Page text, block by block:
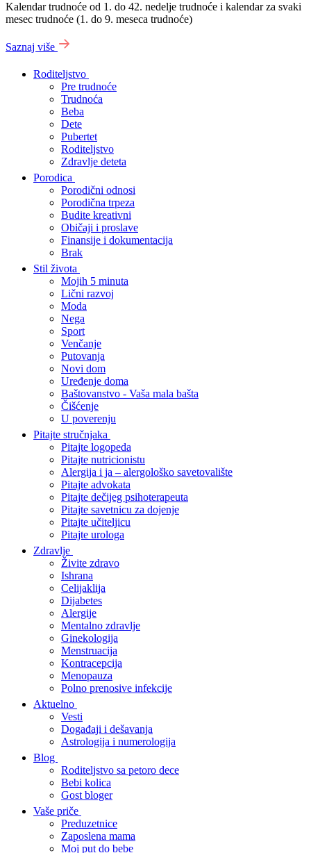
Kalendar trudnoće od 1. do 42. nedelje trudnoće i kalendar za svaki
mesec trudnoće (1. do 9. meseca trudnoće)
Saznaj više
Roditeljstvo
Pre trudnoće
Trudnoća
Beba
Dete
Pubertet
Roditeljstvo
Zdravlje deteta
Porodica
Porodični odnosi
Porodična trpeza
Budite kreativni
Običaji i proslave
Finansije i dokumentacija
Brak
Stil života
Mojih 5 minuta
Lični razvoj
Moda
Nega
Sport
Venčanje
Putovanja
Novi dom
Uređenje doma
Baštovanstvo - Vaša mala bašta
Čišćenje
U poverenju
Pitajte stručnjaka
Pitajte logopeda
Pitajte nutricionistu
Alergija i ja – alergološko savetovalište
Pitajte advokata
Pitajte dečijeg psihoterapeuta
Pitajte savetnicu za dojenje
Pitajte učiteljicu
Pitajte urologa
Zdravlje
Živite zdravo
Ishrana
Celijaklija
Dijabetes
Alergije
Mentalno zdravlje
Ginekologija
Menstruacija
Kontracepcija
Menopauza
Polno prenosive infekcije
Aktuelno
Vesti
Događaji i dešavanja
Astrologija i numerologija
Blog
Roditeljstvo sa petoro dece
Bebi kolica
Gost bloger
Vaše priče
Preduzetnice
Zaposlena mama
Moj put do bebe